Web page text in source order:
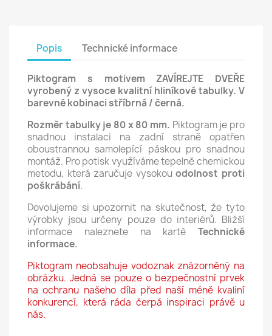
Popis Technické informace
Piktogram s motivem ZAVÍREJTE DVEŘE
vyrobený z vysoce kvalitní hliníkové tabulky. V
barevné kobinaci stříbrná / černá.
Rozměr tabulky je 80 x 80 mm. Piktogram je pro
snadnou instalaci na zadní straně opatřen
oboustrannou samolepící páskou pro snadnou
montáž. Pro potisk využíváme tepelně chemickou
metodu, která zaručuje vysokouodolnost proti
poškrábání.
Dovolujeme si upozornit na skutečnost, že tyto
výrobky jsou určeny pouze do interiérů. Bližší
informace naleznete na kartě Technické
informace.
Piktogram neobsahuje vodoznak znázorněný na
obrázku. Jedná se pouze o bezpečnostní prvek
na ochranu našeho díla před naší méně kvaliní
konkurencí, která ráda čerpá inspiraci právě u
nás.